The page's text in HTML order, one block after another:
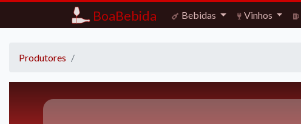
BoaBebida Bebidas Vinhos
Produtores